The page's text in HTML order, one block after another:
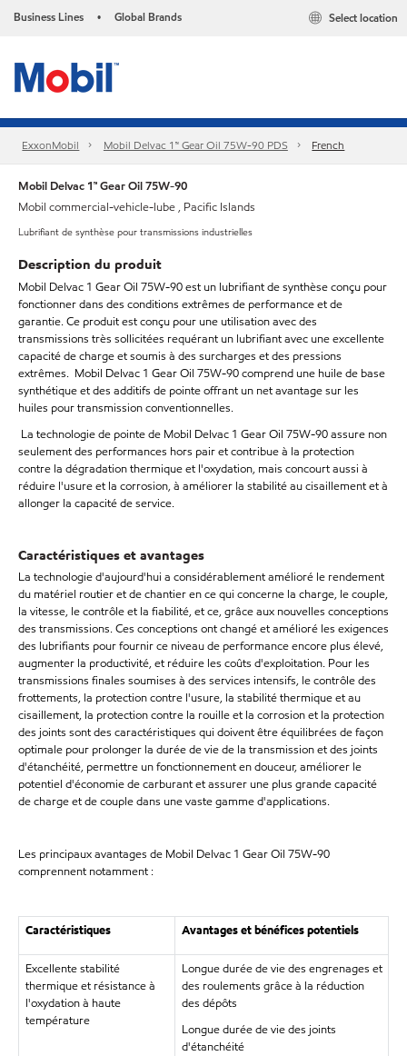
Business Lines • Global Brands Select location
ExxonMobil Mobil Delvac 1™ Gear Oil 75W-90 PDS French
Mobil Delvac 1™ Gear Oil 75W-90
Mobil commercial-vehicle-lube , Pacific Islands
Lubrifiant de synthèse pour transmissions industrielles
Description du produit
Mobil Delvac 1 Gear Oil 75W-90 est un lubrifiant de synthèse conçu pour
fonctionner dans des conditions extrêmes de performance et de
garantie. Ce produit est conçu pour une utilisation avec des
transmissions très sollicitées requérant un lubrifiant avec une excellente
capacité de charge et soumis à des surcharges et des pressions
extrêmes. Mobil Delvac 1 Gear Oil 75W-90 comprend une huile de base
synthétique et des additifs de pointe offrant un net avantage sur les
huiles pour transmission conventionnelles.
La technologie de pointe de Mobil Delvac 1 Gear Oil 75W-90 assure non
seulement des performances hors pair et contribue à la protection
contre la dégradation thermique et l'oxydation, mais concourt aussi à
réduire l'usure et la corrosion, à améliorer la stabilité au cisaillement et à
allonger la capacité de service.
Caractéristiques et avantages
La technologie d'aujourd'hui a considérablement amélioré le rendement
du matériel routier et de chantier en ce qui concerne la charge, le couple,
la vitesse, le contrôle et la fiabilité, et ce, grâce aux nouvelles conceptions
des transmissions. Ces conceptions ont changé et amélioré les exigences
des lubrifiants pour fournir ce niveau de performance encore plus élevé,
augmenter la productivité, et réduire les coûts d'exploitation. Pour les
transmissions finales soumises à des services intensifs, le contrôle des
frottements, la protection contre l'usure, la stabilité thermique et au
cisaillement, la protection contre la rouille et la corrosion et la protection
des joints sont des caractéristiques qui doivent être équilibrées de façon
optimale pour prolonger la durée de vie de la transmission et des joints
d'étanchéité, permettre un fonctionnement en douceur, améliorer le
potentiel d'économie de carburant et assurer une plus grande capacité
de charge et de couple dans une vaste gamme d'applications.
Les principaux avantages de Mobil Delvac 1 Gear Oil 75W-90
comprennent notamment :
Caractéristiques Avantages et bénéfices potentiels
Excellente stabilité
thermique et résistance à
l'oxydation à haute
température
Longue durée de vie des engrenages et
des roulements grâce à la réduction
des dépôts
Longue durée de vie des joints
d'étanchéité